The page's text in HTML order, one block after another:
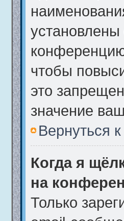
чтобы
это
значение
Вернуться
Когда я
на
Только